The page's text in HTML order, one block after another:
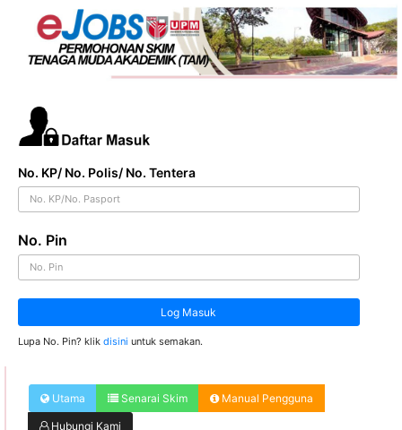
No. KP/ No. Polis/ No. Tentera
No. Pin
Log Masuk
Lupa No. Pin? klik disini untuk semakan.
Utama Senarai Skim Manual Pengguna
Hubungi Kami